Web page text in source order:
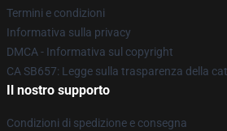
Termini e condizioni
Informativa sulla privacy
DMCA - Informativa sul copyright
CA SB657: Legge sulla trasparenza della
Il nostro supporto
Condizioni di spedizione e consegna